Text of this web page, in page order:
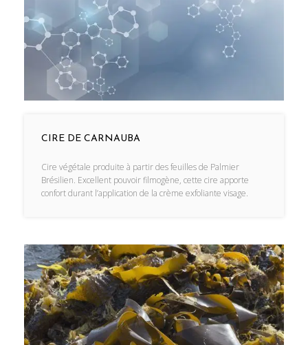
CIRE DE CARNAUBA
Cire végétale produite à partir des feuilles de Palmier
Brésilien. Excellent pouvoir filmogène, cette cire apporte
confort durant l’application de la crème exfoliante visage.